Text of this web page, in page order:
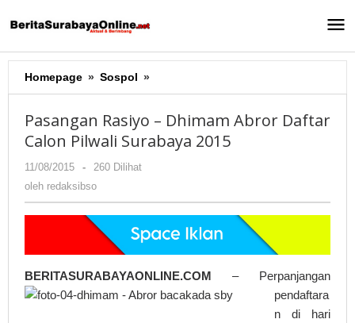
ke
Homepage » Sospol »
Rasiyo
Dhimam
Abror
2015
Pasangan Rasiyo – Dhimam Abror Daftar
Calon Pilwali Surabaya 2015
11/08/2015
oleh
redaksibso
-
260 Dilihat
oleh redaksibso
BERITASURABAYAONLINE.COM – Perpanjangan
pendaftara
n di hari